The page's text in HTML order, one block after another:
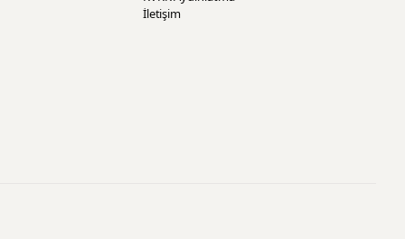
İletişim